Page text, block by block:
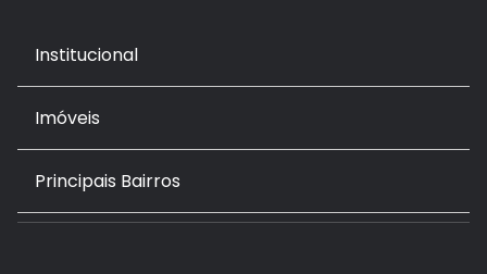
Institucional
Imóveis
Principais Bairros